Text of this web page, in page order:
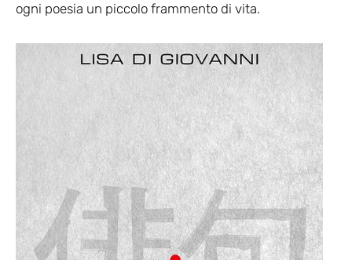
ogni poesia un piccolo frammento di vita.